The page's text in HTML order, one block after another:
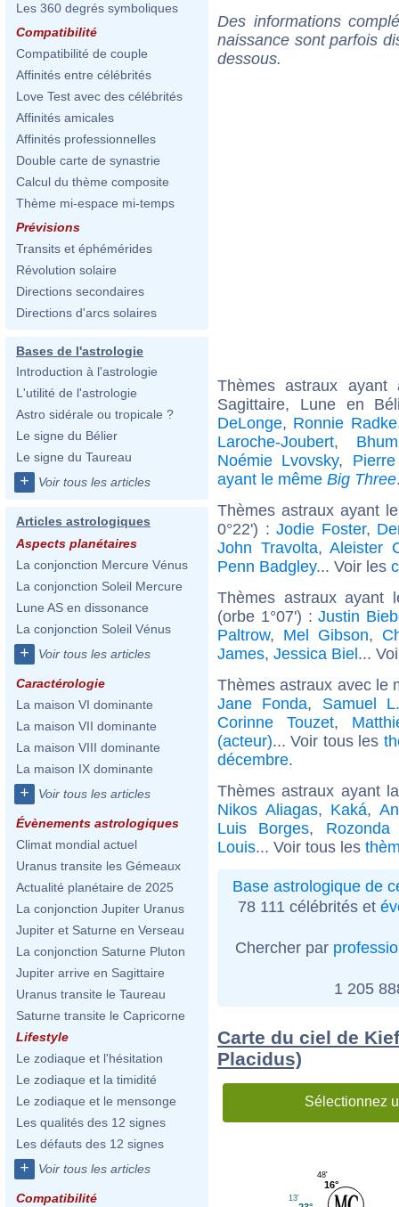
Les 360 degrés symboliques
Compatibilité
Compatibilité de couple
Affinités entre célébrités
Love Test avec des célébrités
Affinités amicales
Affinités professionnelles
Double carte de synastrie
Calcul du thème composite
Thème mi-espace mi-temps
Prévisions
Transits et éphémérides
Révolution solaire
Directions secondaires
Directions d'arcs solaires
Bases de l'astrologie
Introduction à l'astrologie
L'utilité de l'astrologie
Astro sidérale ou tropicale ?
Le signe du Bélier
Le signe du Taureau
+ Voir tous les articles
Articles astrologiques
Aspects planétaires
La conjonction Mercure Vénus
La conjonction Soleil Mercure
Lune AS en dissonance
La conjonction Soleil Vénus
+ Voir tous les articles
Caractérologie
La maison VI dominante
La maison VII dominante
La maison VIII dominante
La maison IX dominante
+ Voir tous les articles
Évènements astrologiques
Climat mondial actuel
Uranus transite les Gémeaux
Actualité planétaire de 2025
La conjonction Jupiter Uranus
Jupiter et Saturne en Verseau
La conjonction Saturne Pluton
Jupiter arrive en Sagittaire
Uranus transite le Taureau
Saturne transite le Capricorne
Lifestyle
Le zodiaque et l'hésitation
Le zodiaque et la timidité
Le zodiaque et le mensonge
Les qualités des 12 signes
Les défauts des 12 signes
+ Voir tous les articles
Compatibilité
Des informations
naissance sont parfois
dessous.
Thèmes astraux
Sagittaire, Lune en
DeLonge, Ronnie Radke
Laroche-Joubert,
Noémie Lvovsky,
ayant le même Big Three
Thèmes astraux ayant
0°22') :Jodie Foster,
John Travolta,Aleister
Penn Badgley... Voir les
Thèmes astraux ayant
(orbe 1°07') :Justin
Paltrow, Mel Gibson,
James, Jessica Biel...
Thèmes astraux avec le
Jane Fonda, Samuel
Corinne Touzet,
(acteur)... Voir tous les
décembre.
Thèmes astraux ayant
Nikos Aliagas, Kaká,
Luis Borges, Rozonda
Louis... Voir tous les
Base astrologique de
78 111 célébrités et
Chercher par
1 205
Carte du ciel de
Placidus)
Sélectionnez
16°
48'
13'